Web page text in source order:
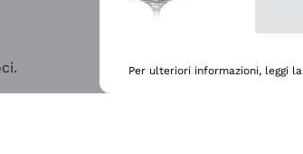
Per ulteriori informazioni, leggi